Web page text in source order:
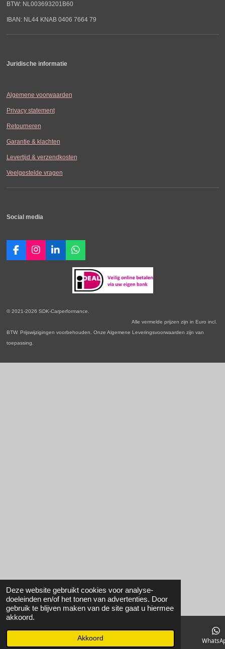
Deze website gebruikt cookies voor analyse-
doeleinden en/of het tonen van advertenties. Door
gebruik te blijven maken van de site gaat u hiermee
akkoord.
Akkoord
BTW: NL003693201B60
IBAN: NL44 KNAB 0406 7664 79
Juridische informatie
Algemene voorwaarden
Privacy statement
Retourneren
Garantie & klachten
Levertijd & verzendkosten
Veelgestelde vragen
Social media
F
a
o
I
n
r
L
i
n
W
h
a
s
© 2021-2026 SDK-Carperformance.
Alle vermelde prijzen zijn in Euro incl.
BTW. Prijswijzigingen voorbehouden. Onze Algemene Leveringsvoorwaarden zijn van
toepassing.